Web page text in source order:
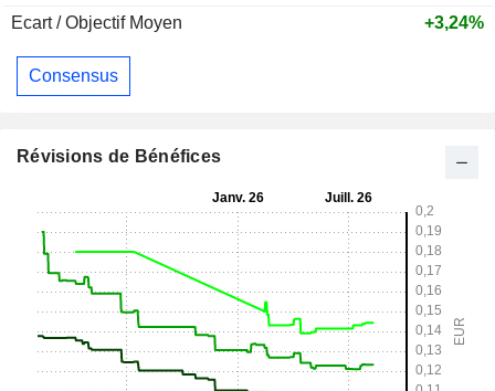
Ecart / Objectif Moyen
+3,24%
Consensus
Révisions de Bénéfices